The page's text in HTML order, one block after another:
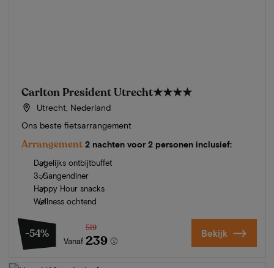
Carlton President Utrecht★★★★
Utrecht, Nederland
Ons beste fietsarrangement
Arrangement 2 nachten voor 2 personen inclusief:
Dagelijks ontbijtbuffet
3-Gangendiner
Happy Hour snacks
Wellness ochtend
-54%
Vanaf
519
239 Bekijk